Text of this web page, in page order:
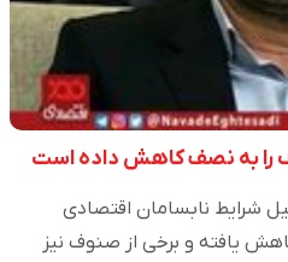
را به نصف کاهش داده است
شرایط نابسامان اقتصادی
یافته و برخی از صنوف نیز